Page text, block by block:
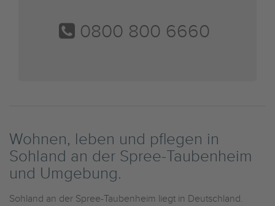
0800 800 6660
Wohnen, leben und pflegen in
Sohland an der Spree-Taubenheim
und Umgebung.
Sohland an der Spree-Taubenheim liegt in Deutschland.